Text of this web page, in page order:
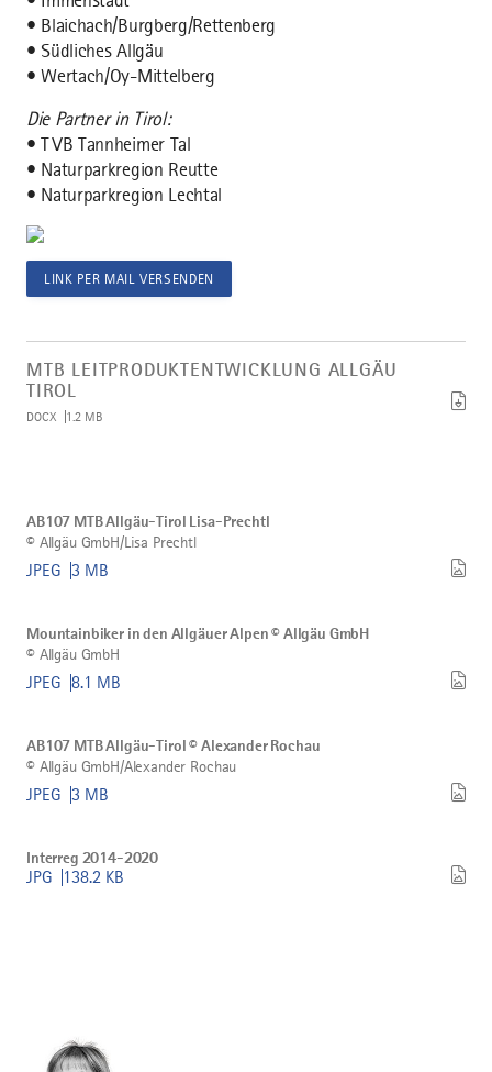
• Blaichach/Burgberg/Rettenberg
• Südliches Allgäu
• Wertach/Oy-Mittelberg
Die Partner in Tirol:
• TVB Tannheimer Tal
• Naturparkregion Reutte
• Naturparkregion Lechtal
LINK PER MAIL VERSENDEN
MTB LEITPRODUKTENTWICKLUNG ALLGÄU
TIROL
DOCX 1.2 MB
MTB
Leitproduktentwicklung
Allgäu
Tirol
AB107 MTB Allgäu-Tirol Lisa-Prechtl
©Allgäu GmbH/Lisa Prechtl
JPEG 3 MB
MTB
Allgäu-
Tirol
Lisa-
Mountainbiker in den Allgäuer Alpen © Allgäu GmbH
©Allgäu GmbH
JPEG 8.1 MB
in
den
Allgäuer
Alpen
GmbH
herunterladen
AB107 MTB Allgäu-Tirol © Alexander Rochau
©Allgäu GmbH/Alexander Rochau
JPEG 3 MB
MTB
Allgäu-
Tirol
©
herunterladen
Interreg 2014-2020
JPG
138.2 KB
2014-
2020